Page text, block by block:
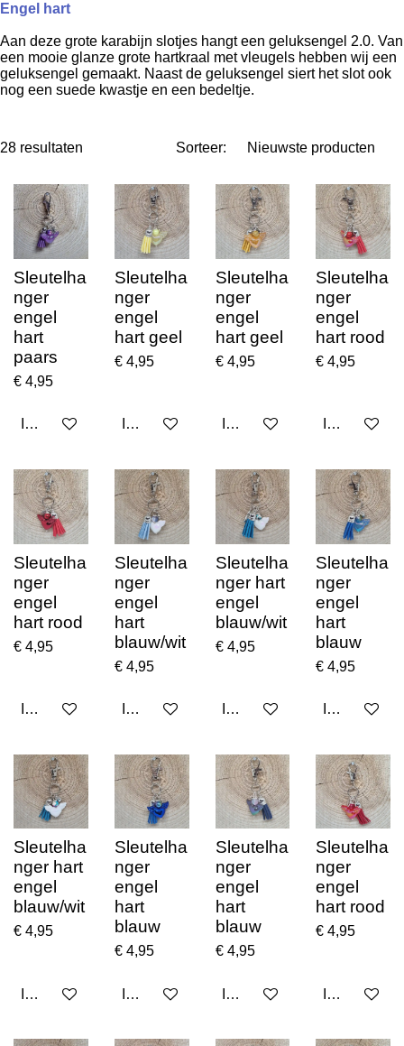
Engel hart
Aan deze grote karabijn slotjes hangt een geluksengel 2.0. Van
een mooie glanze grote hartkraal met vleugels hebben wij een
geluksengel gemaakt. Naast de geluksengel siert het slot ook
nog een suede kwastje en een bedeltje.
28 resultaten Sorteer:
Sleutelha
nger
engel
hart
paars
€ 4,95
In winkelwagen
Sleutelha
nger
engel
hart geel
€ 4,95
In winkelwagen
Sleutelha
nger
engel
hart geel
€ 4,95
In winkelwagen
Sleutelha
nger
engel
hart rood
€ 4,95
In
Sleutelha
nger
engel
hart rood
€ 4,95
In winkelwagen
Sleutelha
nger
engel
hart
blauw/wit
€ 4,95
In winkelwagen
Sleutelha
nger hart
engel
blauw/wit
€ 4,95
In winkelwagen
Sleutelha
nger
engel
hart
blauw
€ 4,95
In
Sleutelha
nger hart
engel
blauw/wit
€ 4,95
In winkelwagen
Sleutelha
nger
engel
hart
blauw
€ 4,95
In winkelwagen
Sleutelha
nger
engel
hart
blauw
€ 4,95
In winkelwagen
Sleutelha
nger
engel
hart rood
€ 4,95
In